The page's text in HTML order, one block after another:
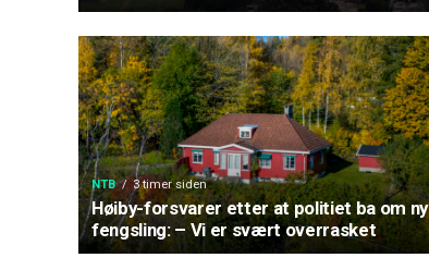
NTB 3 timer siden
Høiby-forsvarer etter at politiet ba om ny
fengsling: – Vi er svært overrasket